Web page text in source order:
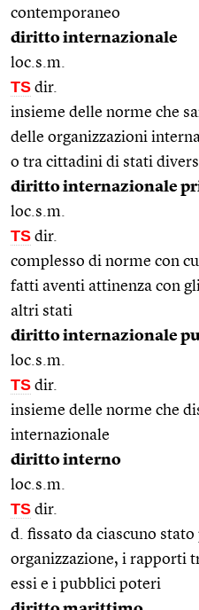
contemporaneo
diritto internazionale
loc.s.m.
TS dir.
insieme delle norme che
delle organizzazioni
o tra cittadini di stati
diritto internazionale
loc.s.m.
TS dir.
complesso di norme con
fatti aventi attinenza con
altri stati
diritto internazionale
loc.s.m.
TS dir.
insieme delle norme che
internazionale
diritto interno
loc.s.m.
TS dir.
d. fissato da ciascuno
organizzazione, i rapporti
essi e i pubblici poteri